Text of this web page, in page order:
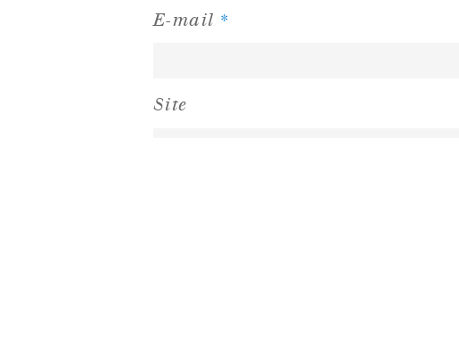
E-mail *
Site